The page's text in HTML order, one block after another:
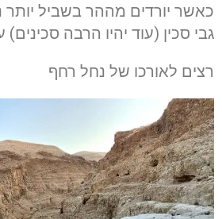
כאשר יורדים מההר בשביל יותר
גבי סכין (עוד יהיו הרבה
רצים לאורכו של נחל רחף